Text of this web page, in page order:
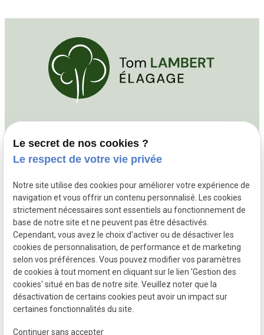
phone01 86 65 78 80
52 Rue Saint Denis 93300 AUBERVILLIERS
7j/7 24h/24 Déplacement sur chantier
Mentions légales
Politique de confidentialité
Gestion des cookies
Le secret de nos cookies ?
Le respect de votre vie privée
Notre site utilise des cookies pour améliorer votre expérience de
navigation et vous offrir un contenu personnalisé. Les cookies
strictement nécessaires sont essentiels au fonctionnement de
base de notre site et ne peuvent pas être désactivés.
Cependant, vous avez le choix d'activer ou de désactiver les
cookies de personnalisation, de performance et de marketing
selon vos préférences. Vous pouvez modifier vos paramètres
de cookies à tout moment en cliquant sur le lien 'Gestion des
cookies' situé en bas de notre site. Veuillez noter que la
désactivation de certains cookies peut avoir un impact sur
certaines fonctionnalités du site.
Continuer sans accepter